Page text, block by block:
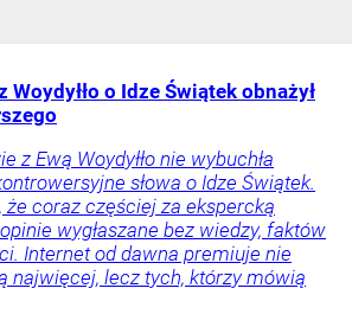
Woydyłło o Idze Świątek obnażył
z Ewą Woydyłło nie wybuchła
słowa o Idze Świątek.
że coraz częściej za ekspercką
wygłaszane bez wiedzy, faktów
Internet od dawna premiuje nie
najwięcej, lecz tych, którzy mówią